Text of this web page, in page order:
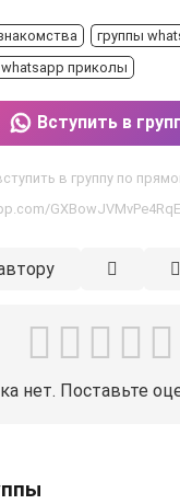
группы
whatsapp приколы
Вступить в
в группу по
нет. Поставьте